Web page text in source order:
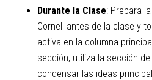
Durante la Clase: Prepara
Cornell antes de la clase y
activa en la columna
sección, utiliza la sección
condensar las ideas